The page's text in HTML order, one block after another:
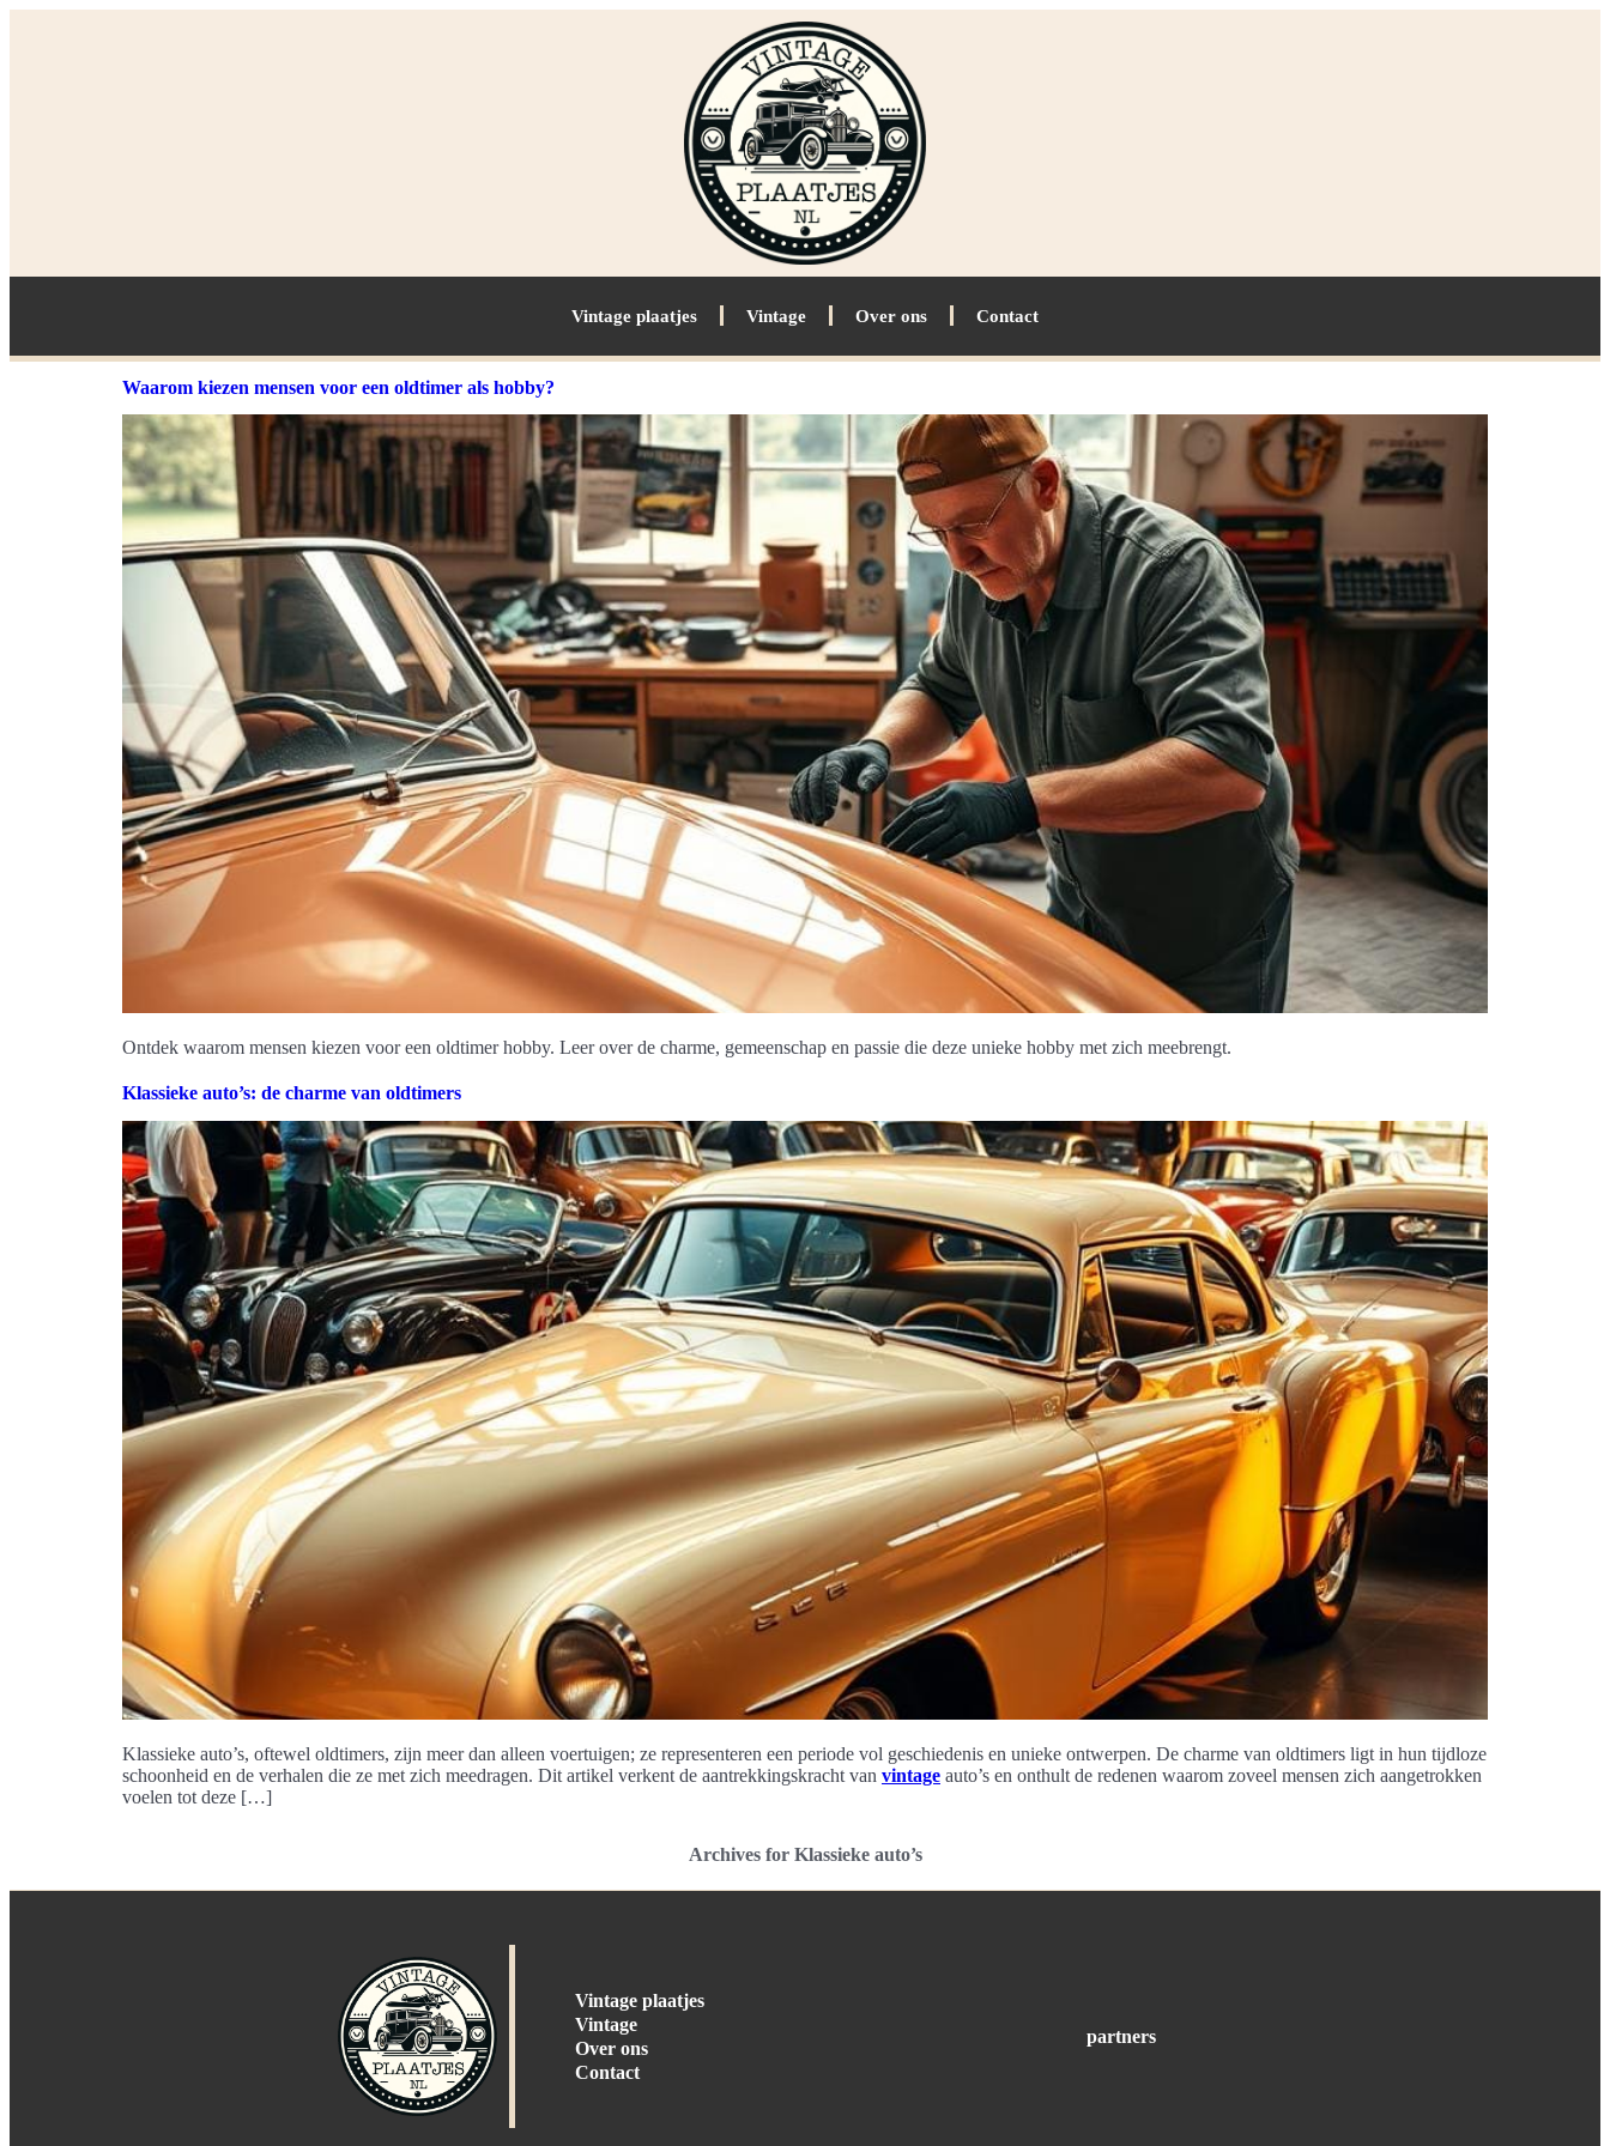
Vintage plaatjes Vintage Over ons Contact
Waarom kiezen mensen voor een oldtimer als hobby?
Ontdek waarom mensen kiezen voor een oldtimer hobby. Leer over de charme, gemeenschap en passie die deze unieke hobby met zich meebrengt.
Klassieke auto’s: de charme van oldtimers
Klassieke auto’s, oftewel oldtimers, zijn meer dan alleen voertuigen; ze representeren een periode vol geschiedenis en unieke ontwerpen. De charme van oldtimers ligt in hun tijdloze
schoonheid en de verhalen die ze met zich meedragen. Dit artikel verkent de aantrekkingskracht van vintage auto’s en onthult de redenen waarom zoveel mensen zich aangetrokken
voelen tot deze […]
Archives for Klassieke auto’s
Vintage plaatjes
Vintage
Over ons
Contact
partners